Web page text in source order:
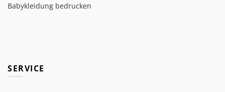
Babykleidung bedrucken
SERVICE